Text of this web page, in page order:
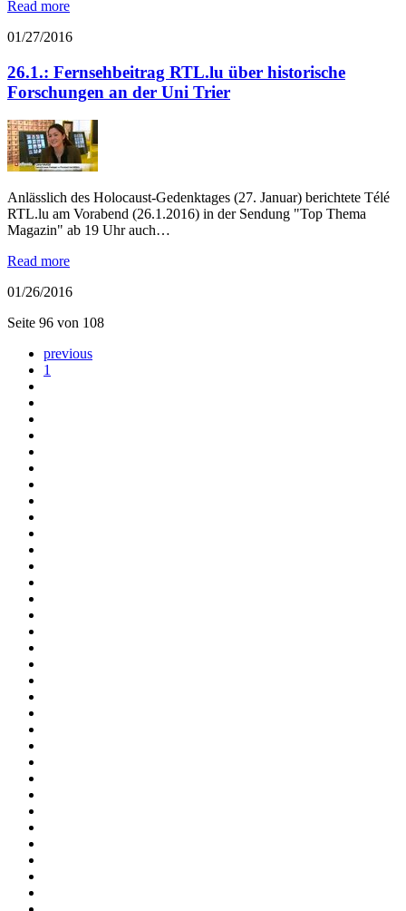
Read more
01/27/2016
26.1.: Fernsehbeitrag RTL.lu über historische
Forschungen an der Uni Trier
Anlässlich des Holocaust-Gedenktages (27. Januar) berichtete Télé
RTL.lu am Vorabend (26.1.2016) in der Sendung "Top Thema
Magazin" ab 19 Uhr auch…
Read more
01/26/2016
Seite 96 von 108
previous
1